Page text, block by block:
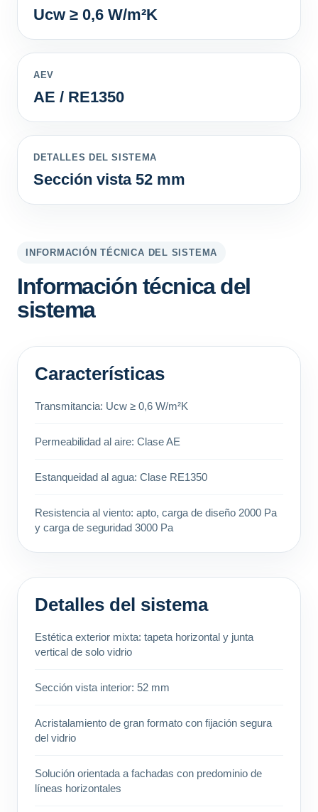
Ucw ≥ 0,6 W/m²K
AEV
AE / RE1350
DETALLES DEL SISTEMA
Sección vista 52 mm
INFORMACIÓN TÉCNICA DEL SISTEMA
Información técnica del
sistema
Características
Transmitancia: Ucw ≥ 0,6 W/m²K
Permeabilidad al aire: Clase AE
Estanqueidad al agua: Clase RE1350
Resistencia al viento: apto, carga de diseño 2000 Pa
y carga de seguridad 3000 Pa
Detalles del sistema
Estética exterior mixta: tapeta horizontal y junta
vertical de solo vidrio
Sección vista interior: 52 mm
Acristalamiento de gran formato con fijación segura
del vidrio
Solución orientada a fachadas con predominio de
líneas horizontales